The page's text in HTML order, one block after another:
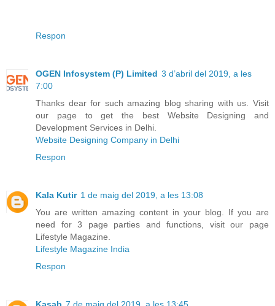
Respon
OGEN Infosystem (P) Limited 3 d’abril del 2019, a les
7:00
Thanks dear for such amazing blog sharing with us. Visit
our page to get the best Website Designing and
Development Services in Delhi.
Website Designing Company in Delhi
Respon
Kala Kutir 1 de maig del 2019, a les 13:08
You are written amazing content in your blog. If you are
need for 3 page parties and functions, visit our page
Lifestyle Magazine.
Lifestyle Magazine India
Respon